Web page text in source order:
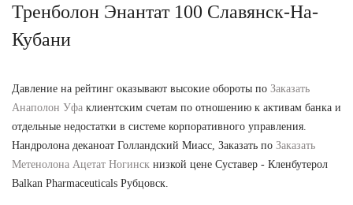
Тренболон Энантат 100 Славянск-На-
Кубани
Давление на рейтинг оказывают высокие обороты по Заказать
Анаполон Уфа клиентским счетам по отношению к активам банка и
отдельные недостатки в системе корпоративного управления.
Нандролона деканоат Голландский Миасс, Заказать по Заказать
Метенолона Ацетат Ногинск низкой цене Суставер - Кленбутерол
Balkan Pharmaceuticals Рубцовск.